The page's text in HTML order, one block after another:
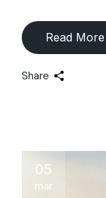
Read More
Share
05
mar